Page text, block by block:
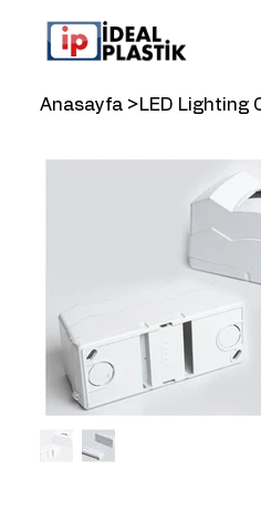
Anasayfa >LED Lighting